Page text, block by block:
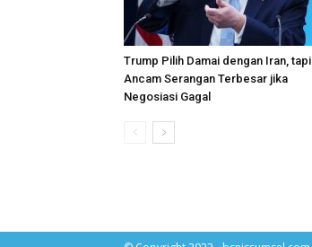
Trump Pilih Damai dengan Iran, tapi
Ancam Serangan Terbesar jika
Negosiasi Gagal